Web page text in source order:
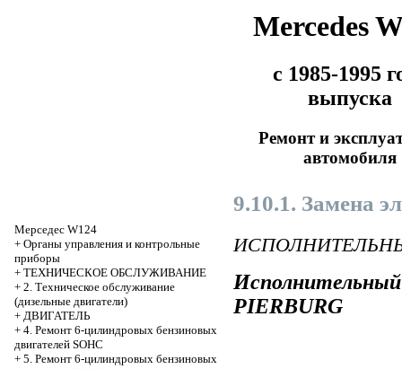
Mercedes
с 1985-1995
выпуска
Ремонт и
автомобиля
Мерседес W124
+ Органы управления и контрольные
приборы
+ ТЕХНИЧЕСКОЕ ОБСЛУЖИВАНИЕ
+ 2. Техническое обслуживание
(дизельные двигатели)
+ ДВИГАТЕЛЬ
+ 4. Ремонт 6-цилиндровых бензиновых
двигателей SOHC
+ 5. Ремонт 6-цилиндровых бензиновых
9.10.1. Замена
PIERBURG